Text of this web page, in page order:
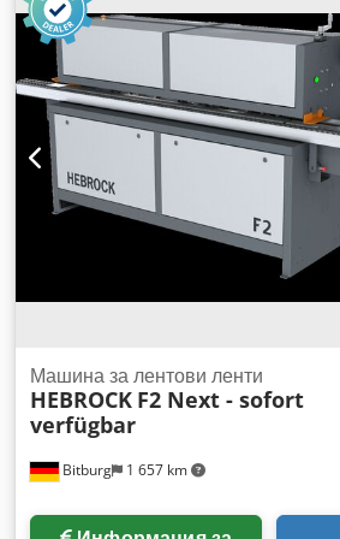
Комбинирана Djdpfjw Nih Iox Abzokr
издърпваща стъргалка с изкоп Ходова
регулиране на фрезата Крайноключов
Bitburg 1 657 km
Машина за лентови ленти
HEBROCK F2 Next - sofort
verfügbar